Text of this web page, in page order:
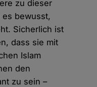
zu dieser
es bewusst,
Sicherlich ist
dass sie mit
Islam
den
zu sein –